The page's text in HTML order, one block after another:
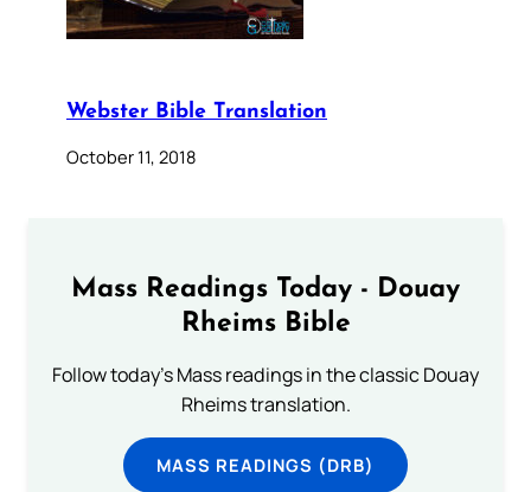
Webster Bible Translation
October 11, 2018
Mass Readings Today - Douay
Rheims Bible
Follow today's Mass readings in the classic Douay
Rheims translation.
MASS READINGS (DRB)